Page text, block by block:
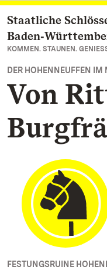
Zum Hauptinhalt
Staatliche
KOMMEN. STAUNEN.
DER HOHENNEUFFEN IM
Von
FESTUNGSRUINE